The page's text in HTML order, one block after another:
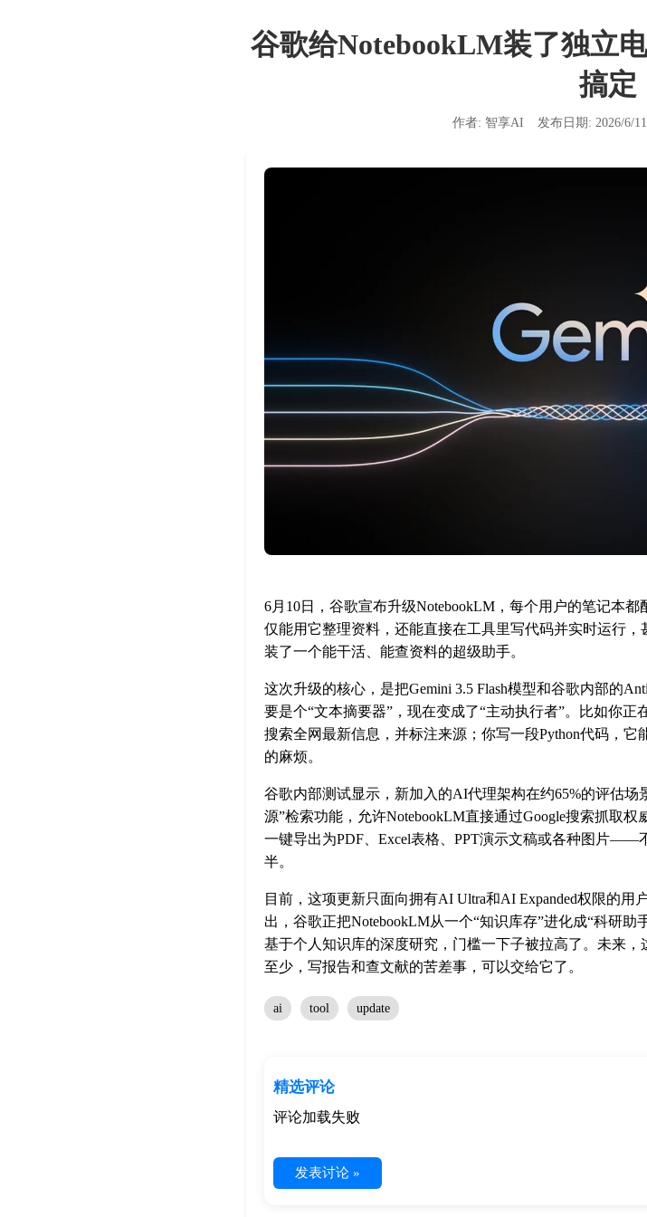
谷歌给NotebookLM装了独立
搞定
作者: 智享AI 发布日期: 2026/6/11
6月10日，谷歌宣布升级NotebookLM，每个用户的笔记本
仅能用它整理资料，还能直接在工具里写代码并实时运行
装了一个能干活、能查资料的超级助手。
这次升级的核心，是把Gemini 3.5 Flash模型和谷歌内部的
要是个“文本摘要器”，现在变成了“主动执行者”。比如你
搜索全网最新信息，并标注来源；你写一段Python代码，
的麻烦。
谷歌内部测试显示，新加入的AI代理架构在约65%的评估
源”检索功能，允许NotebookLM直接通过Google搜索抓取
一键导出为PDF、Excel表格、PPT演示文稿或各种图片——
半。
目前，这项更新只面向拥有AI Ultra和AI Expanded权限的用
出，谷歌正把NotebookLM从一个“知识库存”进化成“科研
基于个人知识库的深度研究，门槛一下子被拉高了。未来
至少，写报告和查文献的苦差事，可以交给它了。
ai tool update
精选评论
评论加载失败
发表讨论 »